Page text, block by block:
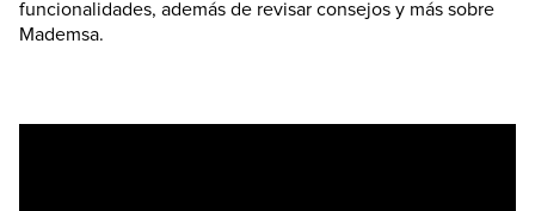
funcionalidades, además de revisar consejos y más sobre
Mademsa.